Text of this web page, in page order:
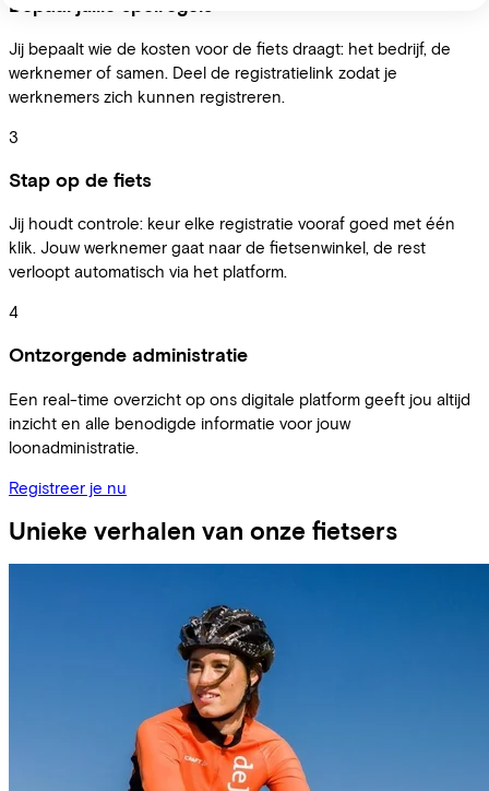
Bepaal jullie spelregels
Jij bepaalt wie de kosten voor de fiets draagt: het bedrijf, de
werknemer of samen. Deel de registratielink zodat je
werknemers zich kunnen registreren.
3
Stap op de fiets
Jij houdt controle: keur elke registratie vooraf goed met één
klik. Jouw werknemer gaat naar de fietsenwinkel, de rest
verloopt automatisch via het platform.
4
Ontzorgende administratie
Een real-time overzicht op ons digitale platform geeft jou altijd
inzicht en alle benodigde informatie voor jouw
loonadministratie.
Registreer je nu
Unieke verhalen van onze fietsers